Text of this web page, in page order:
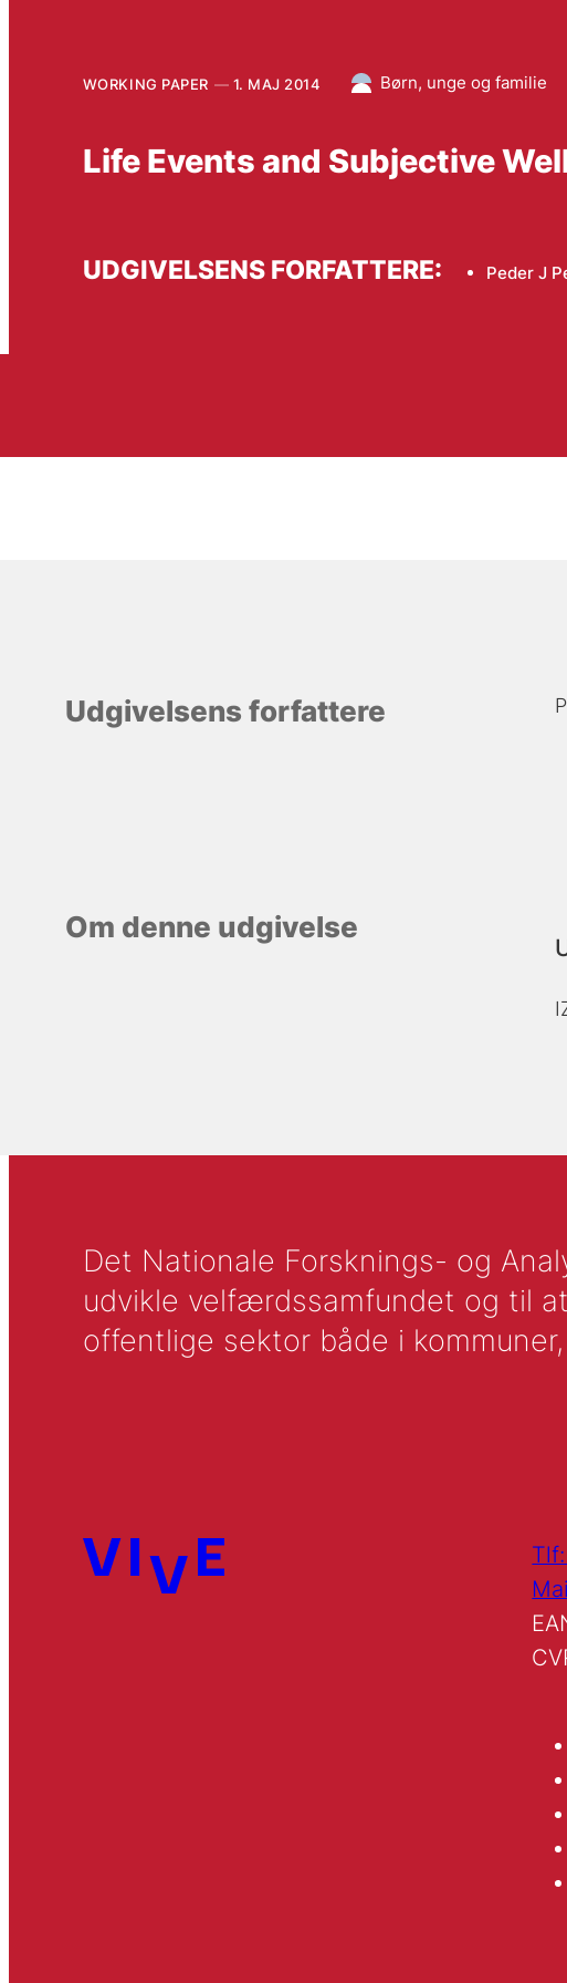
WORKING PAPER 1. MAJ 2014 Børn, unge og familie
Life Events and Subjective
UDGIVELSENS FORFATTERE: Peder J
Udgivelsens forfattere
Om denne udgivelse
Det Nationale Forsknings- og
udvikle velfærdssamfundet og til
offentlige sektor både i